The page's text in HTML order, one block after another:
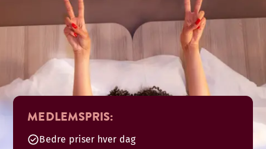
MEDLEMSPRIS:
Bedre priser hver dag